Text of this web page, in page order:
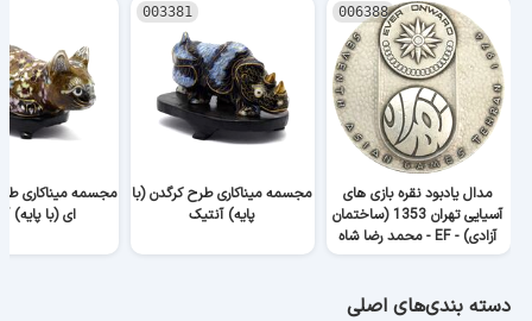
006388
مدال یادبود نقره بازی های
آسیایی تهران 1353 (ساختمان
آزادی) - EF - محمد رضا شاه
003381
مجسمه میناکاری طرح کرگدن (با
پایه) آنتیک
مجسمه میناکاری
ای (با پایه)
دسته بندی‌های اصلی